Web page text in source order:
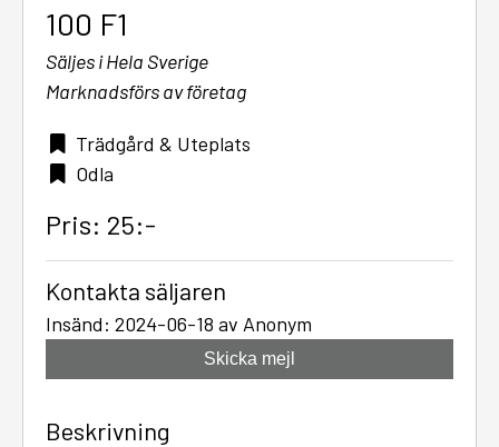
100 F1
Säljes i Hela Sverige
Marknadsförs av företag
Trädgård & Uteplats
Odla
Pris: 25:-
Kontakta säljaren
Insänd: 2024-06-18 av Anonym
Skicka mejl
Beskrivning